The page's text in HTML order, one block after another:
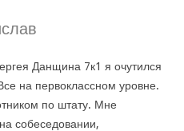
Данщина 7к1 я очутился
на первоклассном уровне.
по штату. Мне
собеседовании,